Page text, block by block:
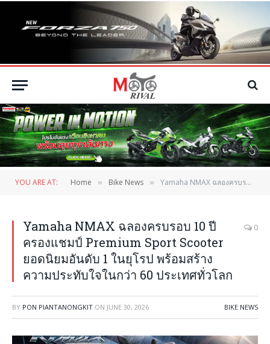
YOU ARE AT: Home » Bike News » Yamaha NMAX ฉลองครบรอบ 10 ปี ครองแชมป์ Premium Sport Scooter ยอดนิยมอันดับ 1 ในยุโรป พร้อมสร้างความประทับใจในกว่า 60 ประเทศทั่วโลก
Yamaha NMAX ฉลองครบรอบ 10 ปี
ครองแชมป์ Premium Sport Scooter
ยอดนิยมอันดับ 1 ในยุโรป พร้อมสร้าง
ความประทับใจในกว่า 60 ประเทศทั่วโลก
0
BY PON PIANTANONGKIT ON JUNE 30, 2026 BIKE NEWS